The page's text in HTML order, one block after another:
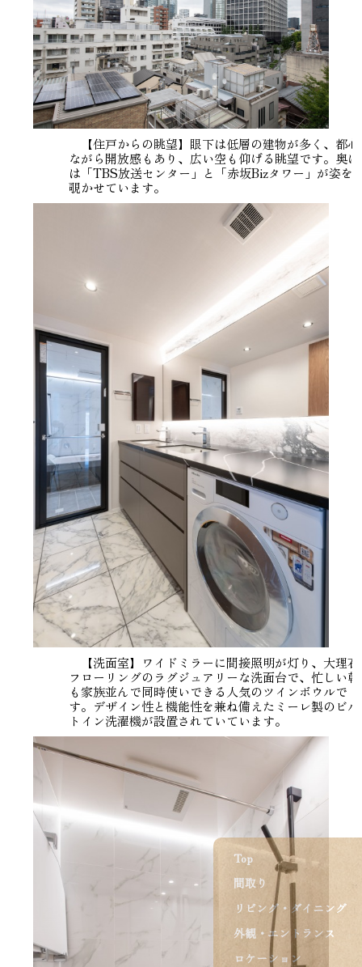
Top
間取り
リビング・ダイニング
外観・エントランス
ロケーション
【住戸からの眺望】眼下は低層の建物が多く、都心
ながら開放感もあり、広い空も仰げる眺望です。奥に
は「TBS放送センター」と「赤坂Bizタワー」が姿を
覗かせています。
【洗面室】ワイドミラーに間接照明が灯り、大理石
フローリングのラグジュアリーな洗面台で、忙しい朝
も家族並んで同時使いできる人気のツインボウルで
す。デザイン性と機能性を兼ね備えたミーレ製のビル
トイン洗濯機が設置されていています。